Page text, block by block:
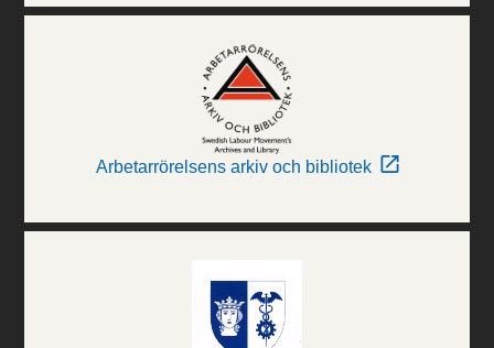
Arbetarrörelsens arkiv och bibliotek